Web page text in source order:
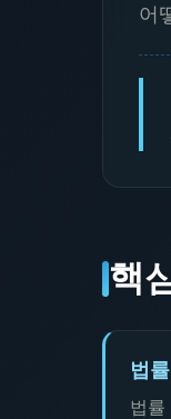
어
핵
법
법률